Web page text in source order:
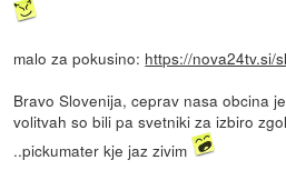
malo za pokusino: https://nova24tv.si/
Bravo Slovenija, ceprav nasa obcina
volitvah so bili pa svetniki za izbiro
..pickumater kje jaz zivim